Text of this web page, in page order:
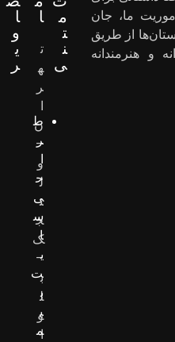
ما، جان
از طریق
و هنرمندانه
م
ت
ن
ی
ط
ر
ح
ی
س
ا
ی
ت
ب
ی
م
ا
ت
ه
ر
ا
ن
–
و
ل
ن
ج
ک
–
ب
ل
و
ا
ا
و
ی
ر